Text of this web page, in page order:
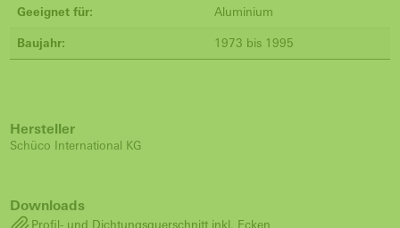
Geeignet für: Aluminium
Baujahr: 1973 bis 1995
Hersteller
Schüco International KG
Downloads
Profil- und Dichtungsquerschnitt inkl. Ecken